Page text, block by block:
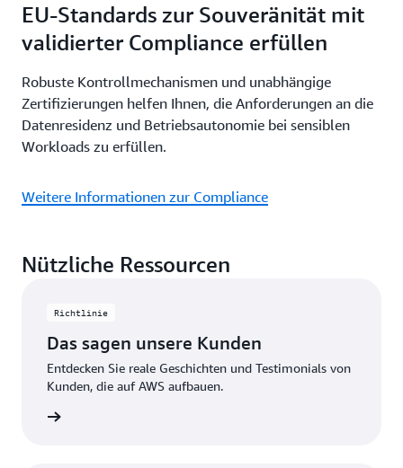
EU-Standards zur Souveränität mit
validierter Compliance erfüllen
Robuste Kontrollmechanismen und unabhängige
Zertifizierungen helfen Ihnen, die Anforderungen an die
Datenresidenz und Betriebsautonomie bei sensiblen
Workloads zu erfüllen.
Weitere Informationen zur Compliance
Nützliche Ressourcen
Richtlinie
Das sagen unsere Kunden
Entdecken Sie reale Geschichten und Testimonials von
Kunden, die auf AWS aufbauen.